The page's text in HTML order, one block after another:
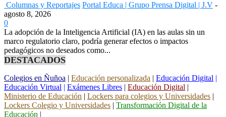
Columnas y Reportajes Portal Educa | Grupo Prensa Digital | J.V -
agosto 8, 2026
0
La adopción de la Inteligencia Artificial (IA) en las aulas sin un
marco regulatorio claro, podría generar efectos o impactos
pedagógicos no deseados como...
DESTACADOS
Colegios en Ñuñoa | Educación personalizada | Educación Digital |
Educación Virtual | Exámenes Libres | Educación Digital |
Ministerio de Educación | Lockers para colegios y Universidades |
Lockers Colegio y Universidades | Transformación Digital de la
Educación |